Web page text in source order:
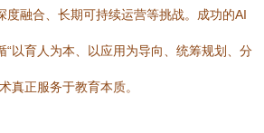
度融合、长期可持续运营等挑战。成功的AI
“以育人为本、以应用为导向、统筹规划、分
真正服务于教育本质。